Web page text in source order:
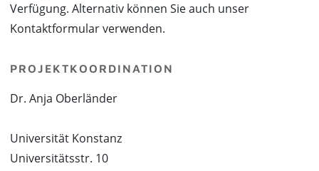
Verfügung. Alternativ können Sie auch unser
Kontaktformular verwenden.
PROJEKTKOORDINATION
Dr. Anja Oberländer
Universität Konstanz
Universitätsstr. 10